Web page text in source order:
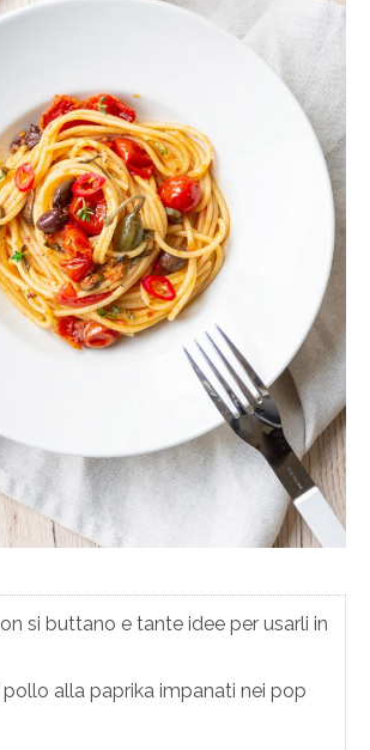
si buttano e tante idee per usarli in
alla paprika impanati nei pop